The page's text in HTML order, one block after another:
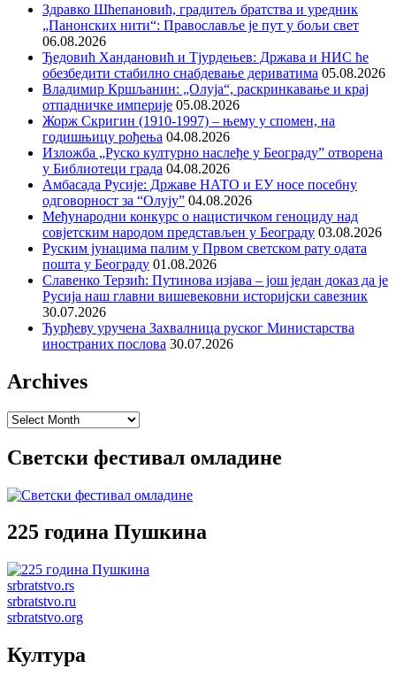
Здравко Шћепановић, градитељ братства и уредник
„Панонских нити“: Православље је пут у бољи свет
06.08.2026
Ђедовић Хандановић и Тјурдењев: Држава и НИС ће
обезбедити стабилно снабдевање дериватима 05.08.2026
Владимир Кршљанин: „Олуја“, раскринкавање и крај
отпадничке империје 05.08.2026
Жорж Скригин (1910-1997) – њему у спомен, на
годишњицу рођења 04.08.2026
Изложба „Руско културно наслеђе у Београду” отворена
у Библиотеци града 04.08.2026
Амбасада Русије: Државе НАТО и ЕУ носе посебну
одговорност за “Олују” 04.08.2026
Међународни конкурс о нацистичком геноциду над
совјетским народом представљен у Београду 03.08.2026
Руским јунацима палим у Првом светском рату одата
пошта у Београду 01.08.2026
Славенко Терзић: Путинова изјава – још један доказ да је
Русија наш главни вишевековни историјски савезник
30.07.2026
Ђурђеву уручена Захвалница руског Министарства
иностраних послова 30.07.2026
Archives
Archives
Светски фестивал омладине
225 година Пушкина
srbratstvo.rs
srbratstvo.ru
srbratstvo.org
Култура